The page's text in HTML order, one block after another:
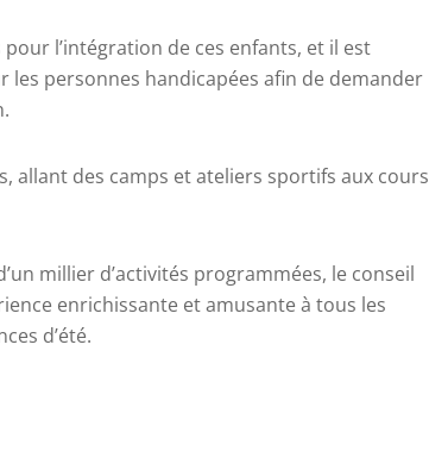
l’intégration de ces enfants, et il est
personnes handicapées afin de demander
allant des camps et ateliers sportifs aux cours
millier d’activités programmées, le conseil
enrichissante et amusante à tous les
d’été.